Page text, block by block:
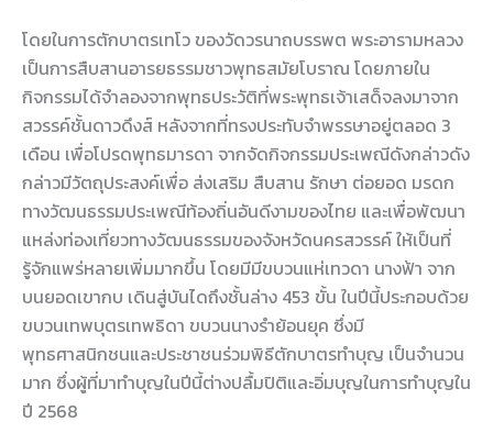
โดยในการตักบาตรเทโว ของวัดวรนาถบรรพต พระอารามหลวง
เป็นการสืบสานอารยธรรมชาวพุทธสมัยโบราณ โดยภายใน
กิจกรรมได้จำลองจากพุทธประวัติที่พระพุทธเจ้าเสด็จลงมาจาก
สวรรค์ชั้นดาวดึงส์ หลังจากที่ทรงประทับจำพรรษาอยู่ตลอด 3
เดือน เพื่อโปรดพุทธมารดา จากจัดกิจกรรมประเพณีดังกล่าวดัง
กล่าวมีวัตถุประสงค์เพื่อ ส่งเสริม สืบสาน รักษา ต่อยอด มรดก
ทางวัฒนธรรมประเพณีท้องถิ่นอันดีงามของไทย และเพื่อพัฒนา
แหล่งท่องเที่ยวทางวัฒนธรรมของจังหวัดนครสวรรค์ ให้เป็นที่
รู้จักแพร่หลายเพิ่มมากขึ้น โดยมีมีขบวนแห่เทวดา นางฟ้า จาก
บนยอดเขากบ เดินสู่บันไดถึงชั้นล่าง 453 ขั้น ในปีนี้ประกอบด้วย
ขบวนเทพบุตรเทพธิดา ขบวนนางรำย้อนยุค ซึ่งมี
พุทธศาสนิกชนและประชาชนร่วมพิธีตักบาตรทำบุญ เป็นจำนวน
มาก ซึ่งผู้ที่มาทำบุญในปีนี้ต่างปลื้มปิติและอิ่มบุญในการทำบุญใน
ปี 2568